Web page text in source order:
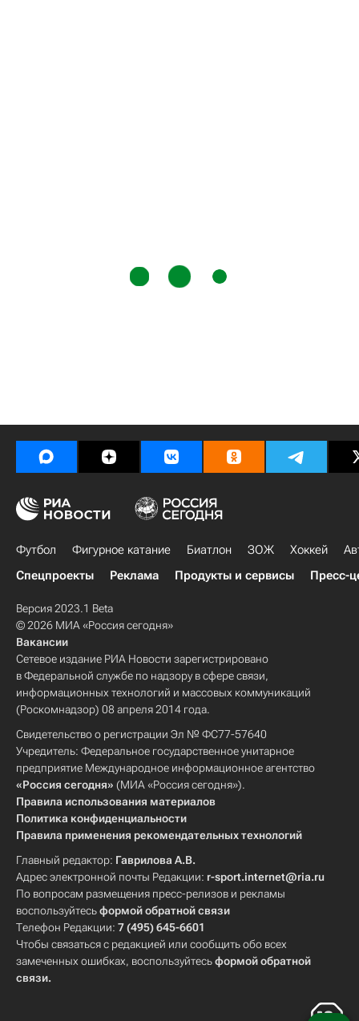
Футбол Фигурное катание Биатлон ЗОЖ Хоккей
Спецпроекты
Реклама Продукты и сервисы Пресс-
Версия 2023.1 Beta
© 2026 МИА «Россия сегодня»
Вакансии
Сетевое издание РИА Новости зарегистрировано
в Федеральной службе по надзору в сфере связи,
информационных технологий и массовых коммуникаций
(Роскомнадзор) 08 апреля 2014 года.
Свидетельство о регистрации Эл № ФС77-57640
Учредитель: Федеральное государственное унитарное
предприятие Международное информационное агентство
«Россия сегодня» (МИА «Россия сегодня»).
Правила использования материалов
Политика конфиденциальности
Правила применения рекомендательных технологий
Главный редактор: Гаврилова А.В.
Адрес электронной почты Редакции: r-sport.internet@ria.ru
По вопросам размещения пресс-релизов и рекламы
воспользуйтесьформой обратной связи
Телефон Редакции: 7 (495) 645-6601
Чтобы связаться с редакцией или сообщить обо всех
замеченных ошибках, воспользуйтесьформой обратной
связи.